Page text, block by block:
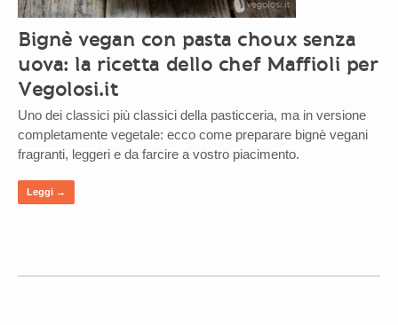
Bignè vegan con pasta choux senza
uova: la ricetta dello chef Maffioli per
Vegolosi.it
Uno dei classici più classici della pasticceria, ma in versione
completamente vegetale: ecco come preparare bignè vegani
fragranti, leggeri e da farcire a vostro piacimento.
Leggi →